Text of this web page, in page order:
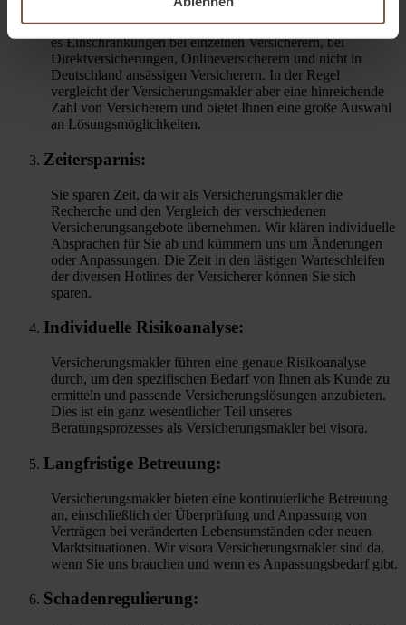
über den Versicherungsmarkt und kennen verschiedene
Angebote und Tarife von diversen Versicherern. Dabei gibt
es Einschränkungen bei einzelnen Versicherern, bei
Direktversicherungen, Onlineversicherern und nicht in
Deutschland ansässigen Versicherern. In der Regel
vergleicht der Versicherungsmakler aber eine hinreichende
Zahl von Versicherern und bietet Ihnen eine große Auswahl
an Lösungsmöglichkeiten.
Zeitersparnis:
Sie sparen Zeit, da wir als Versicherungsmakler die
Recherche und den Vergleich der verschiedenen
Versicherungsangebote übernehmen. Wir klären individuelle
Absprachen für Sie ab und kümmern uns um Änderungen
oder Anpassungen. Die Zeit in den lästigen Warteschleifen
der diversen Hotlines der Versicherer können Sie sich
sparen.
Individuelle Risikoanalyse:
Versicherungsmakler führen eine genaue Risikoanalyse
durch, um den spezifischen Bedarf von Ihnen als Kunde zu
ermitteln und passende Versicherungslösungen anzubieten.
Dies ist ein ganz wesentlicher Teil unseres
Beratungsprozesses als Versicherungsmakler bei visora.
Langfristige Betreuung:
Versicherungsmakler bieten eine kontinuierliche Betreuung
an, einschließlich der Überprüfung und Anpassung von
Verträgen bei veränderten Lebensumständen oder neuen
Marktsituationen. Wir visora Versicherungsmakler sind da,
wenn Sie uns brauchen und wenn es Anpassungsbedarf gibt.
Schadenregulierung: